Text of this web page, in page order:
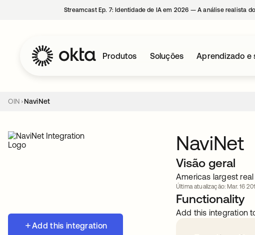
Streamcast Ep. 7: Identidade de IA em 2026 — A análise realista
Produtos Soluções Aprendizado e
OIN NaviNet
Add this integration
NaviNet
Visão geral
Americas largest
Última atualização: Mar. 16
Functionality
Add this integration